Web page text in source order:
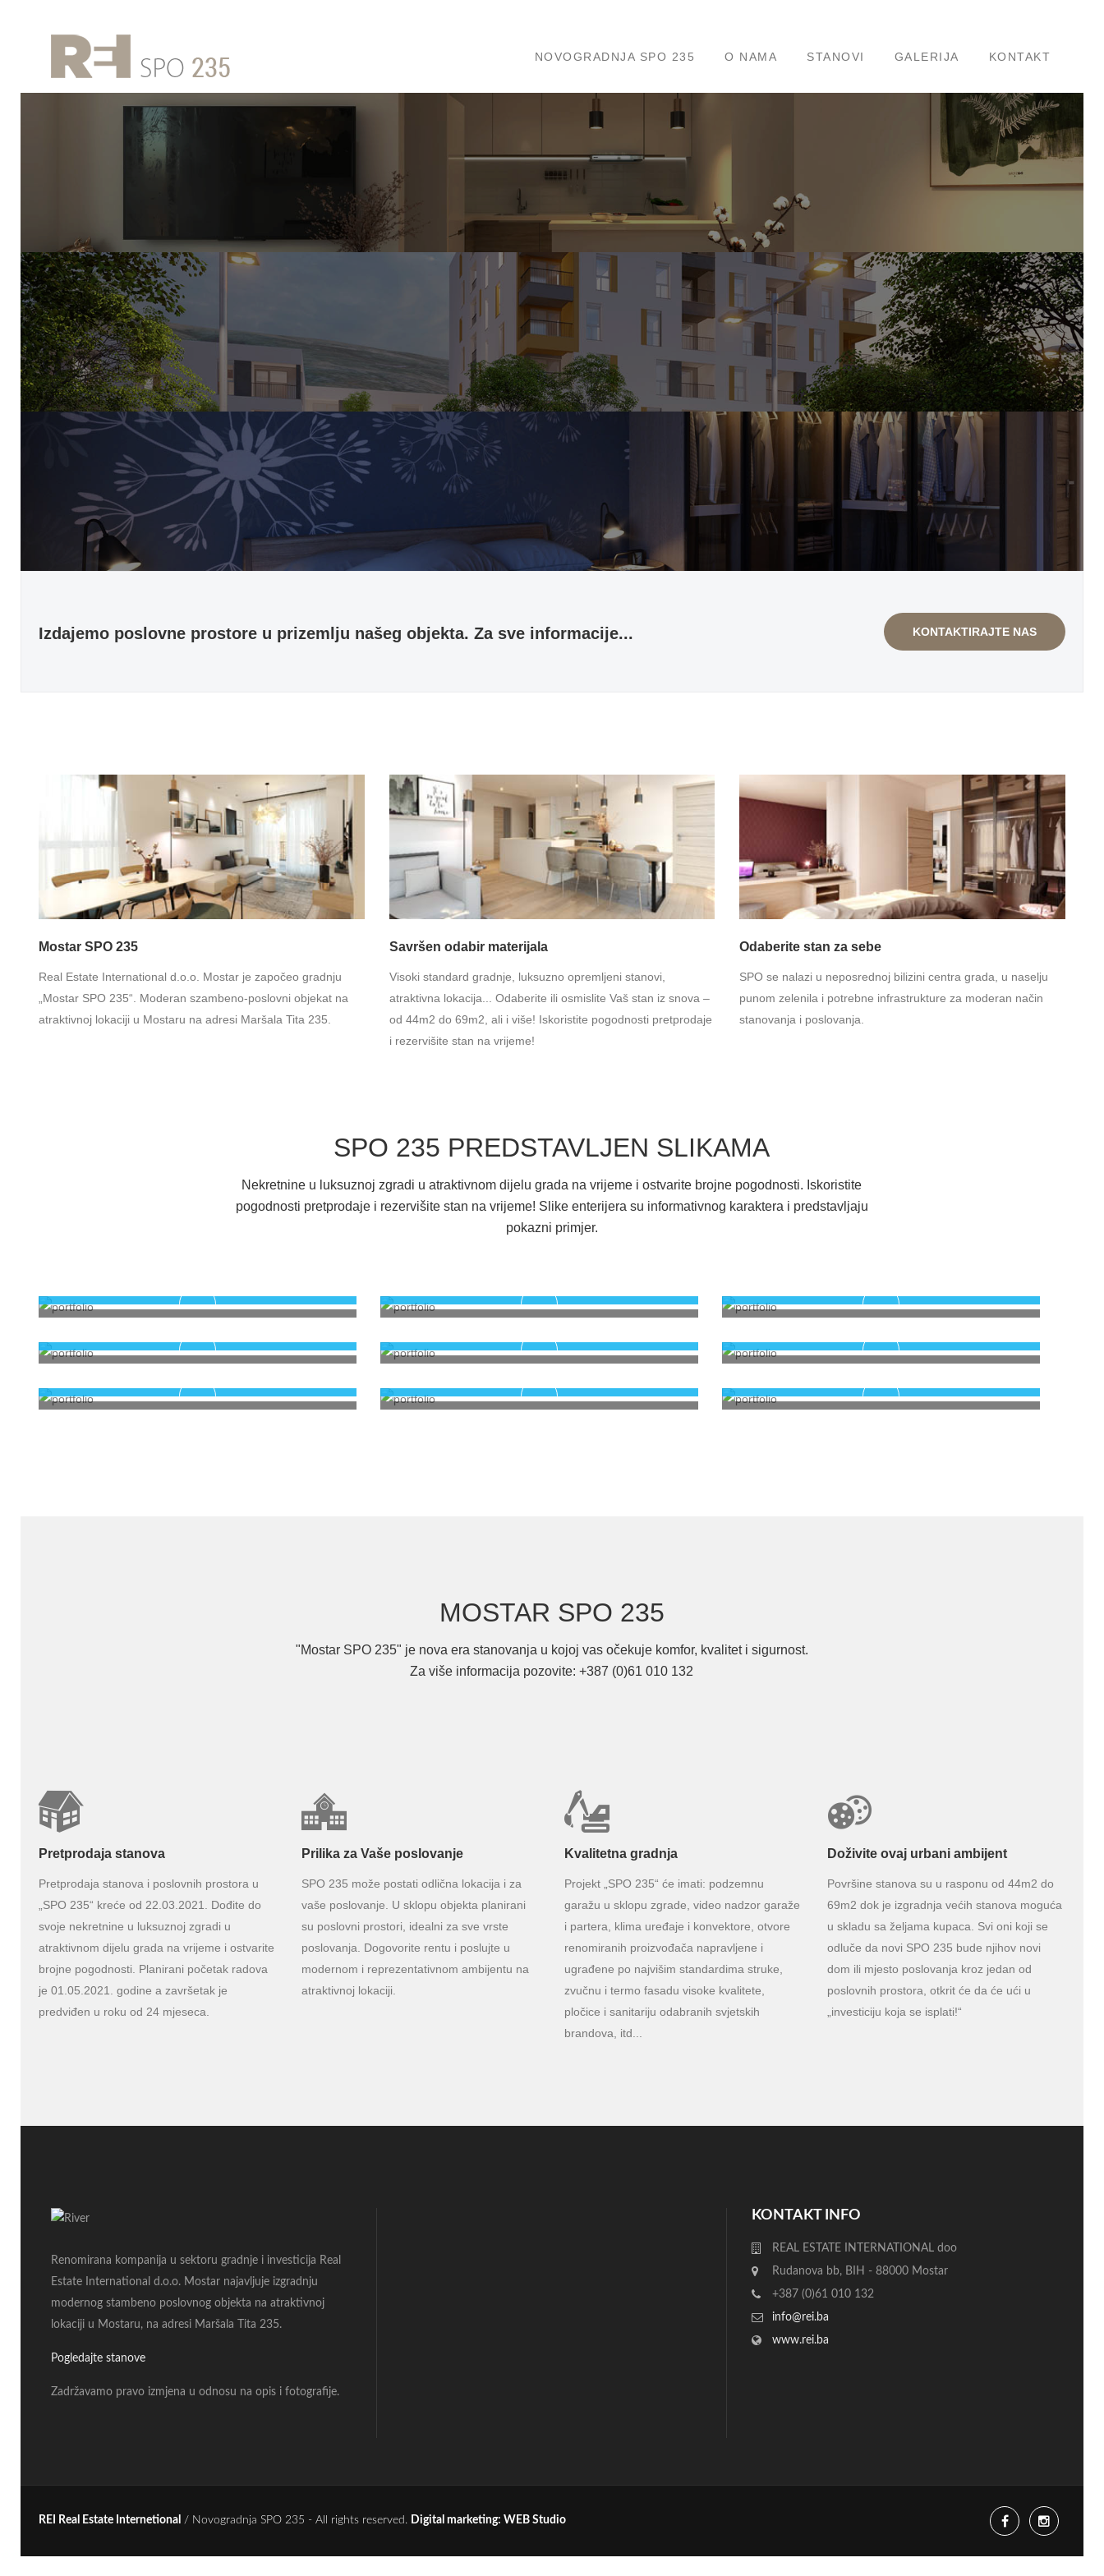
NOVOGRADNJA SPO 235 O NAMA STANOVI GALERIJA KONTAKT
Izdajemo poslovne prostore u prizemlju našeg objekta. Za sve informacije... KONTAKTIRAJTE NAS
Mostar SPO 235
Real Estate International d.o.o. Mostar je započeo gradnju
„Mostar SPO 235“. Moderan szambeno-poslovni objekat na
atraktivnoj lokaciji u Mostaru na adresi Maršala Tita 235.
Savršen odabir materijala
Visoki standard gradnje, luksuzno opremljeni stanovi,
atraktivna lokacija... Odaberite ili osmislite Vaš stan iz snova –
od 44m2 do 69m2, ali i više! Iskoristite pogodnosti pretprodaje
i rezervišite stan na vrijeme!
Odaberite stan za sebe
SPO se nalazi u neposrednoj bilizini centra grada, u naselju
punom zelenila i potrebne infrastrukture za moderan način
stanovanja i poslovanja.
SPO 235 PREDSTAVLJEN SLIKAMA
Nekretnine u luksuznoj zgradi u atraktivnom dijelu grada na vrijeme i ostvarite brojne pogodnosti. Iskoristite
pogodnosti pretprodaje i rezervišite stan na vrijeme! Slike enterijera su informativnog karaktera i predstavljaju
pokazni primjer.
MOSTAR SPO 235
"Mostar SPO 235" je nova era stanovanja u kojoj vas očekuje komfor, kvalitet i sigurnost.
Za više informacija pozovite: +387 (0)61 010 132
Pretprodaja stanova
Pretprodaja stanova i poslovnih prostora u
„SPO 235“ kreće od 22.03.2021. Dođite do
svoje nekretnine u luksuznoj zgradi u
atraktivnom dijelu grada na vrijeme i ostvarite
brojne pogodnosti. Planirani početak radova
je 01.05.2021. godine a završetak je
predviđen u roku od 24 mjeseca.
Prilika za Vaše poslovanje
SPO 235 može postati odlična lokacija i za
vaše poslovanje. U sklopu objekta planirani
su poslovni prostori, idealni za sve vrste
poslovanja. Dogovorite rentu i poslujte u
modernom i reprezentativnom ambijentu na
atraktivnoj lokaciji.
Kvalitetna gradnja
Projekt „SPO 235“ će imati: podzemnu
garažu u sklopu zgrade, video nadzor garaže
i partera, klima uređaje i konvektore, otvore
renomiranih proizvođača napravljene i
ugrađene po najvišim standardima struke,
zvučnu i termo fasadu visoke kvalitete,
pločice i sanitariju odabranih svjetskih
brandova, itd...
Doživite ovaj urbani ambijent
Površine stanova su u rasponu od 44m2 do
69m2 dok je izgradnja većih stanova moguća
u skladu sa željama kupaca. Svi oni koji se
odluče da novi SPO 235 bude njihov novi
dom ili mjesto poslovanja kroz jedan od
poslovnih prostora, otkrit će da će ući u
„investiciju koja se isplati!“
Renomirana kompanija u sektoru gradnje i investicija Real
Estate International d.o.o. Mostar najavljuje izgradnju
modernog stambeno poslovnog objekta na atraktivnoj
lokaciji u Mostaru, na adresi Maršala Tita 235.
Pogledajte stanove
Zadržavamo pravo izmjena u odnosu na opis i fotografije.
KONTAKT INFO
REAL ESTATE INTERNATIONAL doo
Rudanova bb, BIH - 88000 Mostar
+387 (0)61 010 132
info@rei.ba
www.rei.ba
REI Real Estate Internetional / Novogradnja SPO 235 - All rights reserved. Digital marketing: WEB Studio